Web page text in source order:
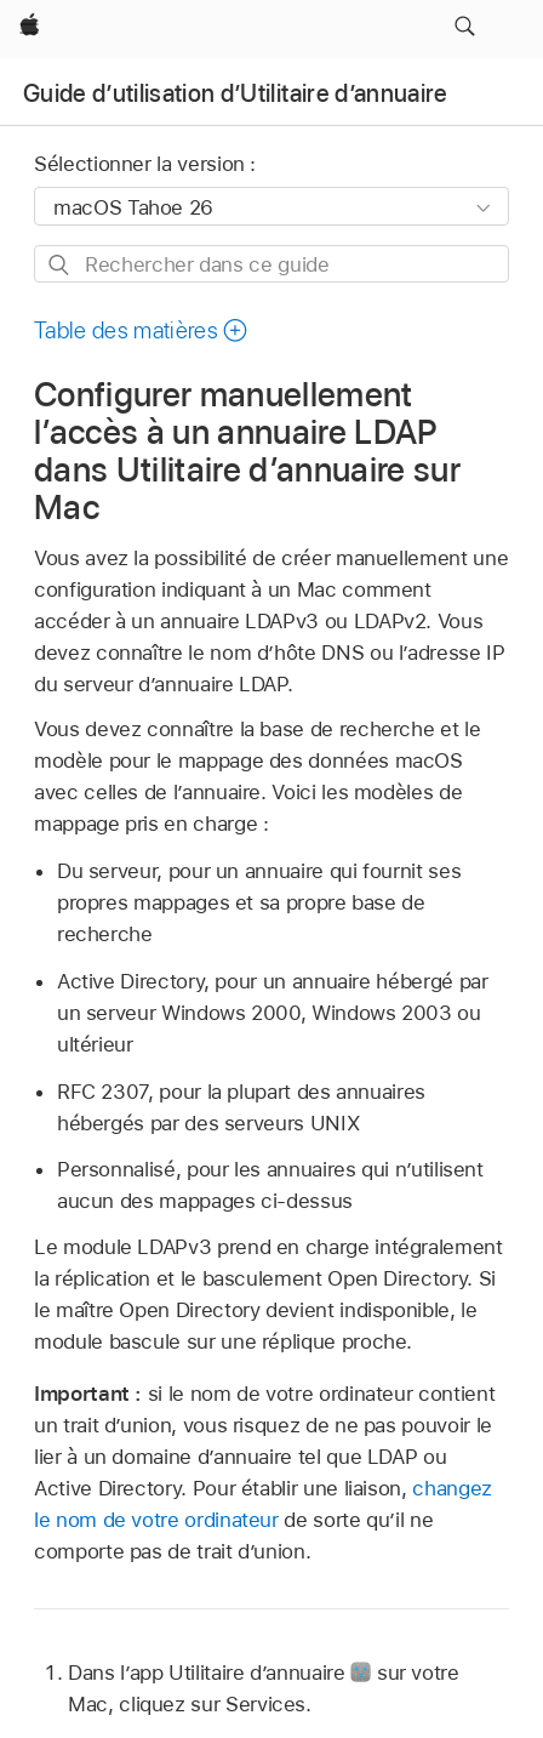
Apple
Guide d’utilisation d’Utilitaire d’annuaire
Sélectionner la version :
Rechercher
ce
Table des matières
Configurer manuellement
l’accès à un annuaire LDAP
dans Utilitaire d’annuaire sur
Mac
Vous avez la possibilité de créer manuellement une
configuration indiquant à un Mac comment
accéder à un annuaire LDAPv3 ou LDAPv2. Vous
devez connaître le nom d’hôte DNS ou l’adresse IP
du serveur d’annuaire LDAP.
Vous devez connaître la base de recherche et le
modèle pour le mappage des données macOS
avec celles de l’annuaire. Voici les modèles de
mappage pris en charge :
Du serveur, pour un annuaire qui fournit ses
propres mappages et sa propre base de
recherche
Active Directory, pour un annuaire hébergé par
un serveur Windows 2000, Windows 2003 ou
ultérieur
RFC 2307, pour la plupart des annuaires
hébergés par des serveurs UNIX
Personnalisé, pour les annuaires qui n’utilisent
aucun des mappages ci-dessus
Le module LDAPv3 prend en charge intégralement
la réplication et le basculement Open Directory. Si
le maître Open Directory devient indisponible, le
module bascule sur une réplique proche.
Important : si le nom de votre ordinateur contient
un trait d’union, vous risquez de ne pas pouvoir le
lier à un domaine d’annuaire tel que LDAP ou
Active Directory. Pour établir une liaison,changez
le nom de votre ordinateurde sorte qu’il ne
comporte pas de trait d’union.
Dans l’app Utilitaire d’annuaire
sur votre
Mac, cliquez sur Services.